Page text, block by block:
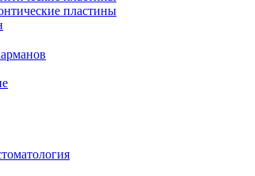
пластины